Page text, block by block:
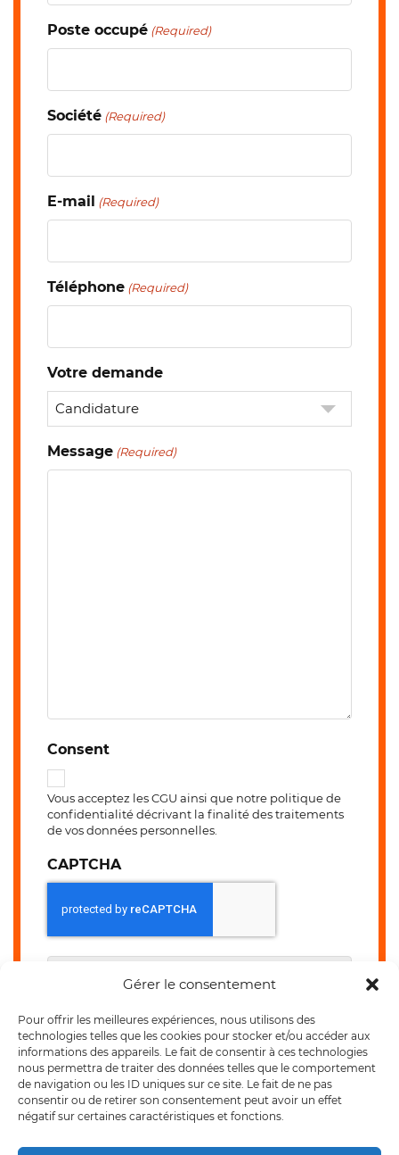
Gérer le consentement
Pour offrir les meilleures expériences, nous utilisons des
technologies telles que les cookies pour stocker et/ou accéder aux
informations des appareils. Le fait de consentir à ces technologies
nous permettra de traiter des données telles que le comportement
de navigation ou les ID uniques sur ce site. Le fait de ne pas
consentir ou de retirer son consentement peut avoir un effet
négatif sur certaines caractéristiques et fonctions.
Poste occupé (Required)
Société (Required)
E-mail (Required)
Téléphone (Required)
Votre demande
Message (Required)
Consent
Vous acceptez les CGU ainsi que notre politique de
confidentialité décrivant la finalité des traitements
de vos données personnelles.
CAPTCHA